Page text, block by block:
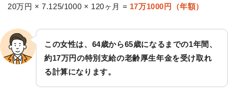
20万円 × 7.125/1000 × 120ヶ月 = 17万1000円（年額）
この女性は、64歳から65歳になるまでの1年間、
約17万円の特別支給の老齢厚生年金を受け取れ
る計算になります。